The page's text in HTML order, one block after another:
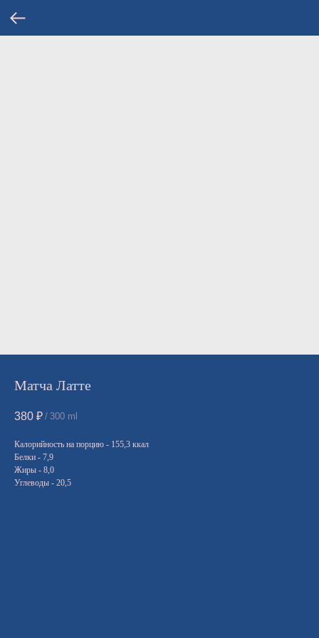
Матча Латте
380 ₽ / 300 ml
Калорийность на порцию - 155,3 ккал
Белки - 7,9
Жиры - 8,0
Углеводы - 20,5